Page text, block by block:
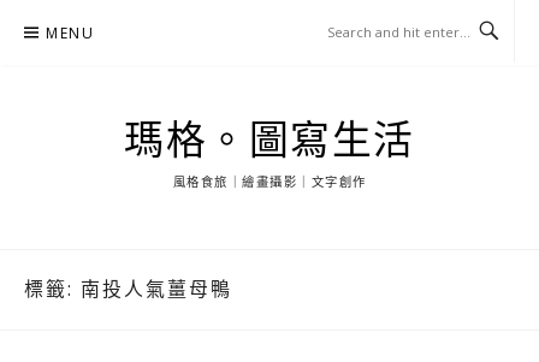
MENU
瑪格。圖寫生活
風格食旅｜繪畫攝影｜文字創作
標籤: 南投人氣薑母鴨